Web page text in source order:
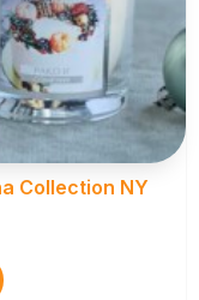
Collection NY